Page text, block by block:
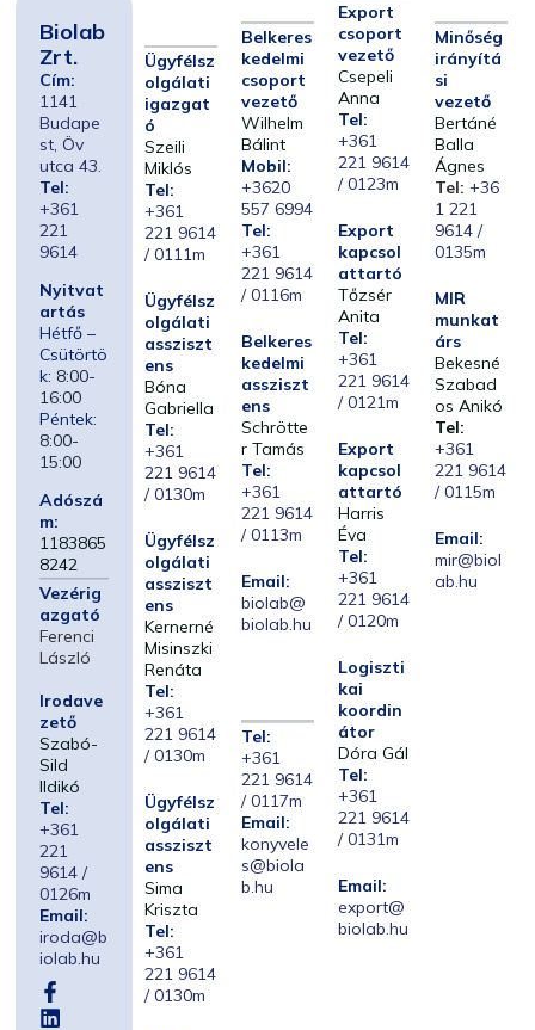
Biolab
Zrt.
Cím:
1141
Budape
st, Öv
utca 43.
Tel:
+361
221
9614
Nyitvat
artás
Hétfő –
Csütörtö
k: 8:00-
16:00
Péntek:
8:00-
15:00
Adószá
m:
1183865
8242
Vezérig
azgató
Ferenci
László
Irodave
zető
Szabó-
Sild
Ildikó
Tel:
+361
221
9614 /
0126m
Email:
iroda@b
iolab.hu
Ügyfélsz
olgálati
igazgat
ó
Szeili
Miklós
Tel:
+361
221 9614
/ 0111m
Ügyfélsz
olgálati
assziszt
ens
Bóna
Gabriella
Tel:
+361
221 9614
/ 0130m
Ügyfélsz
olgálati
assziszt
ens
Kernerné
Misinszki
Renáta
Tel:
+361
221 9614
/ 0130m
Ügyfélsz
olgálati
assziszt
ens
Sima
Kriszta
Tel:
+361
221 9614
/ 0130m
Belkeres
kedelmi
csoport
vezető
Wilhelm
Bálint
Mobil:
+3620
557 6994
Tel:
+361
221 9614
/ 0116m
Belkeres
kedelmi
assziszt
ens
Schrötte
r Tamás
Tel:
+361
221 9614
/ 0113m
Email:
biolab@
biolab.hu
Tel:
+361
221 9614
/ 0117m
Email:
konyvele
s@biola
b.hu
Export
csoport
vezető
Csepeli
Anna
Tel:
+361
221 9614
/ 0123m
Export
kapcsol
attartó
Tőzsér
Anita
Tel:
+361
221 9614
/ 0121m
Export
kapcsol
attartó
Harris
Éva
Tel:
+361
221 9614
/ 0120m
Logiszti
kai
koordin
átor
Dóra Gál
Tel:
+361
221 9614
/ 0131m
Email:
export@
biolab.hu
Minőség
irányítá
si
vezető
Bertáné
Balla
Ágnes
Tel: +36
1 221
9614 /
0135m
MIR
munkat
árs
Bekesné
Szabad
os Anikó
Tel:
+361
221 9614
/ 0115m
Email:
mir@biol
ab.hu